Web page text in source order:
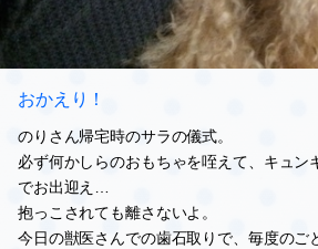
おかえり！
のりさん帰宅時のサラの儀式。
必ず何かしらのおもちゃを咥えて、キュン
でお出迎え…
抱っこされても離さないよ。
今日の獣医さんでの歯石取りで、毎度の